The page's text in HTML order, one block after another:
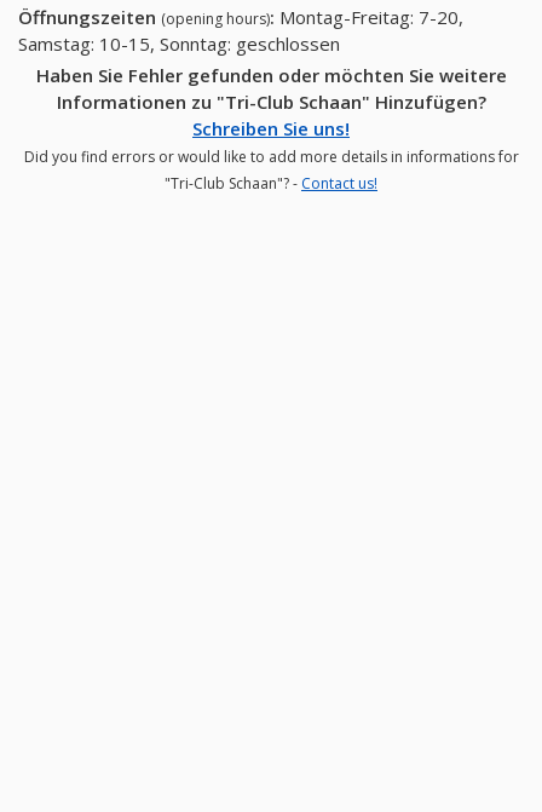
Öffnungszeiten (opening hours): Montag-Freitag: 7-20,
Samstag: 10-15, Sonntag: geschlossen
Haben Sie Fehler gefunden oder möchten Sie weitere
Informationen zu "Tri-Club Schaan" Hinzufügen?
Schreiben Sie uns!
Did you find errors or would like to add more details in informations for
"Tri-Club Schaan"? - Contact us!